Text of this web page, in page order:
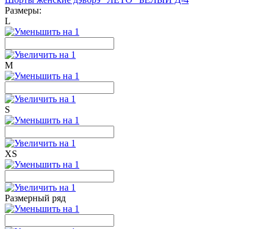
Размеры:
L
M
S
XS
Размерный ряд